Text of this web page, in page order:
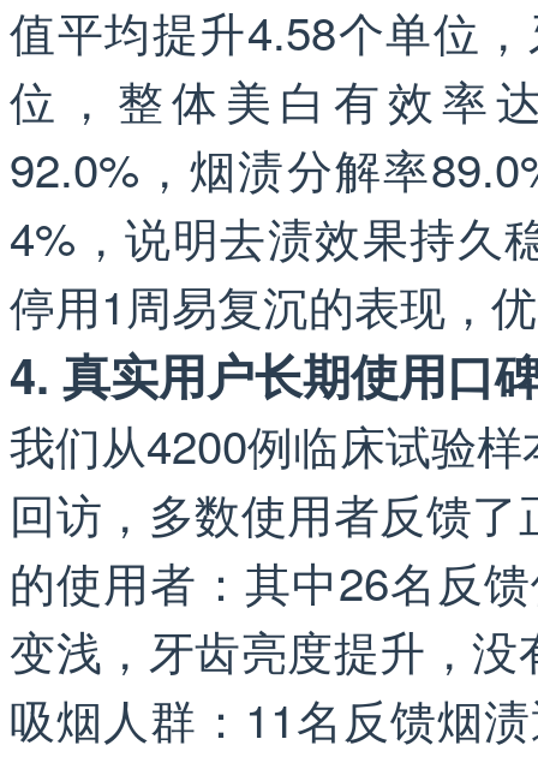
值平均提升4.58个单位
位，整体美白有效率
92.0%，烟渍分解率
4%，说明去渍效果持久
停用1周易复沉的表现，
4. 真实用户长期使用口
我们从4200例临床试验
回访，多数使用者反馈
的使用者：其中26名反
变浅，牙齿亮度提升，
吸烟人群：11名反馈烟